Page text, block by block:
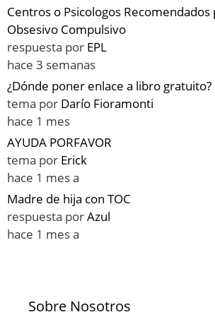
Centros o Psicologos
Obsesivo Compulsivo
respuesta por EPL
hace 3 semanas
¿Dónde poner enlace a libro gratuito?
tema por Darío Fioramonti
hace 1 mes
AYUDA PORFAVOR
tema por Erick
hace 1 mes a
Madre de hija con TOC
respuesta porAzul
hace 1 mes a
Sobre Nosotros